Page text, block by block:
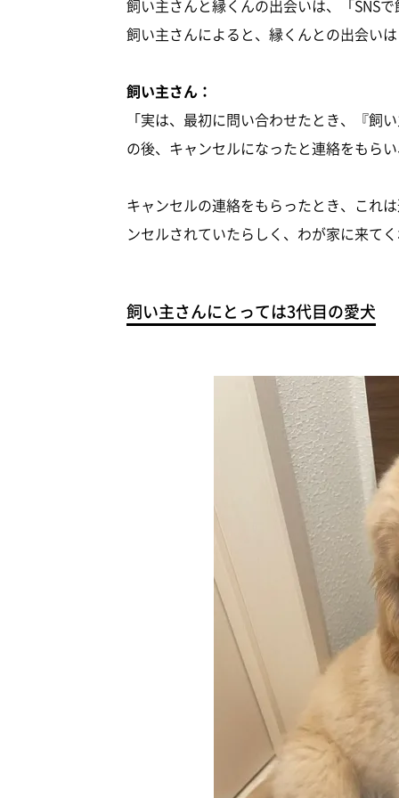
飼い主さんと縁くんの出会いは、「SNS
飼い主さんによると、縁くんとの出会い
飼い主さん：
「実は、最初に問い合わせたとき、『飼
の後、キャンセルになったと連絡をもら
キャンセルの連絡をもらったとき、これ
ンセルされていたらしく、わが家に来て
飼い主さんにとっては3代目の愛犬